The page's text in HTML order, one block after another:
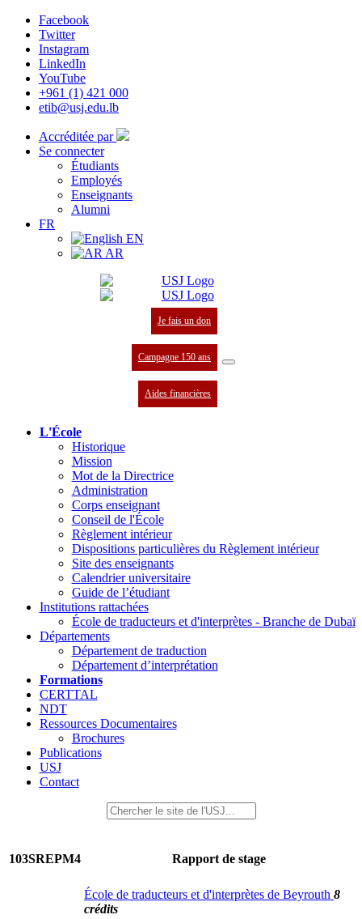
Facebook
Twitter
Instagram
LinkedIn
YouTube
+961 (1) 421 000
etib@usj.edu.lb
Accréditée par
Se connecter
Étudiants
Employés
Enseignants
Alumni
FR
EN
AR
Je fais un don
Campagne 150 ans
Aides financières
L'École
Historique
Mission
Mot de la Directrice
Administration
Corps enseignant
Conseil de l'École
Règlement intérieur
Dispositions particulières du Règlement intérieur
Site des enseignants
Calendrier universitaire
Guide de l’étudiant
Institutions rattachées
École de traducteurs et d'interprètes - Branche de Dubaï
Départements
Département de traduction
Département d’interprétation
Formations
CERTTAL
NDT
Ressources Documentaires
Brochures
Publications
USJ
Contact
103SREPM4 Rapport de stage
École de traducteurs et d'interprètes de Beyrouth 8
crédits